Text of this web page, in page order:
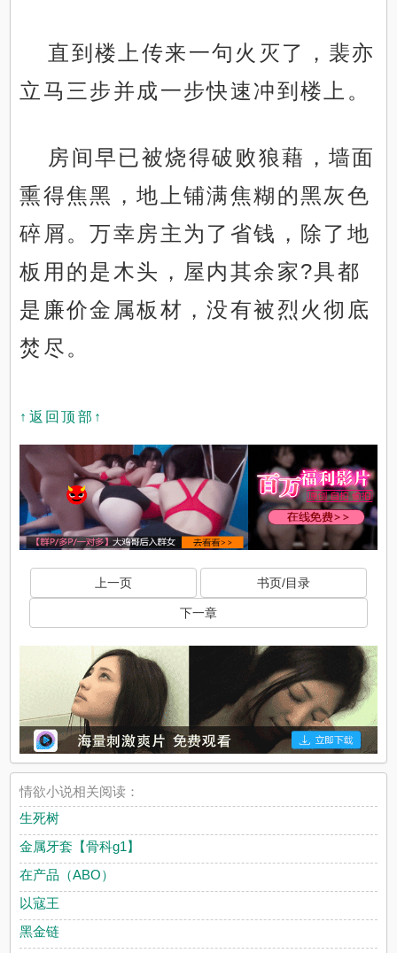
直到楼上传来一句火灭了，裴亦
立马三步并成一步快速冲到楼上。
房间早已被烧得破败狼藉，墙面
熏得焦黑，地上铺满焦糊的黑灰色
碎屑。万幸房主为了省钱，除了地
板用的是木头，屋内其余家?具都
是廉价金属板材，没有被烈火彻底
焚尽。
↑返回顶部↑
上一页 书页/目录
下一章
情欲小说相关阅读：
生死树
金属牙套【骨科g1】
在产品（ABO）
以寇王
黑金链